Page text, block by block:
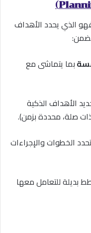
الذي يحدد الأهداف
بما يتماشى مع
الأهداف الذكية
صلة، محددة بزمن).
تحدد الخطوات والإجراءات
بديلة للتعامل معها